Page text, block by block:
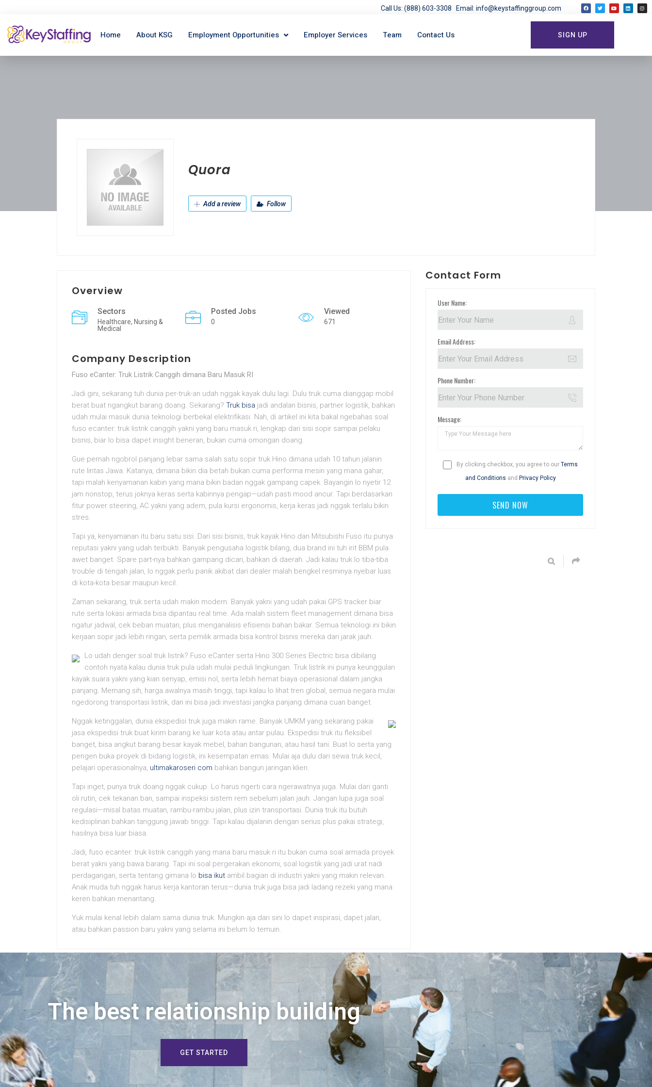
Call Us: (888) 603-3308 Email: info@keystaffinggroup.com
Home About KSG Employment Opportunities Employer Services Team Contact Us SIGN UP
Quora
Add a review Follow
Overview
Sectors
Healthcare, Nursing &
Medical
Posted Jobs
0
Viewed
671
Company Description
Fuso eCanter: Truk Listrik Canggih dimana Baru Masuk RI
Jadi gini, sekarang tuh dunia per-truk-an udah nggak kayak dulu lagi. Dulu truk cuma dianggap mobil
berat buat ngangkut barang doang. Sekarang? Truk bisa jadi andalan bisnis, partner logistik, bahkan
udah mulai masuk dunia teknologi berbekal elektrifikasi. Nah, di artikel ini kita bakal ngebahas soal
fuso ecanter: truk listrik canggih yakni yang baru masuk ri, lengkap dari sisi sopir sampai pelaku
bisnis, biar lo bisa dapet insight beneran, bukan cuma omongan doang.
Gue pernah ngobrol panjang lebar sama salah satu sopir truk Hino dimana udah 10 tahun jalanin
rute lintas Jawa. Katanya, dimana bikin dia betah bukan cuma performa mesin yang mana gahar,
tapi malah kenyamanan kabin yang mana bikin badan nggak gampang capek. Bayangin lo nyetir 12
jam nonstop, terus joknya keras serta kabinnya pengap—udah pasti mood ancur. Tapi berdasarkan
fitur power steering, AC yakni yang adem, pula kursi ergonomis, kerja keras jadi nggak terlalu bikin
stres.
Tapi ya, kenyamanan itu baru satu sisi. Dari sisi bisnis, truk kayak Hino dan Mitsubishi Fuso itu punya
reputasi yakni yang udah terbukti. Banyak pengusaha logistik bilang, dua brand ini tuh irit BBM pula
awet banget. Spare part-nya bahkan gampang dicari, bahkan di daerah. Jadi kalau truk lo tiba-tiba
trouble di tengah jalan, lo nggak perlu panik akibat dari dealer malah bengkel resminya nyebar luas
di kota-kota besar maupun kecil.
Zaman sekarang, truk serta udah makin modern. Banyak yakni yang udah pakai GPS tracker biar
rute serta lokasi armada bisa dipantau real time. Ada malah sistem fleet management dimana bisa
ngatur jadwal, cek beban muatan, plus menganalisis efisiensi bahan bakar. Semua teknologi ini bikin
kerjaan sopir jadi lebih ringan, serta pemilik armada bisa kontrol bisnis mereka dari jarak jauh.
Lo udah denger soal truk listrik? Fuso eCanter serta Hino 300 Series Electric bisa dibilang
contoh nyata kalau dunia truk pula udah mulai peduli lingkungan. Truk listrik ini punya keunggulan
kayak suara yakni yang kian senyap, emisi nol, serta lebih hemat biaya operasional dalam jangka
panjang. Memang sih, harga awalnya masih tinggi, tapi kalau lo lihat tren global, semua negara mulai
ngedorong transportasi listrik, dan ini bisa jadi investasi jangka panjang dimana cuan banget.
Nggak ketinggalan, dunia ekspedisi truk juga makin rame. Banyak UMKM yang sekarang pakai
jasa ekspedisi truk buat kirim barang ke luar kota atau antar pulau. Ekspedisi truk itu fleksibel
banget, bisa angkut barang besar kayak mebel, bahan bangunan, atau hasil tani. Buat lo serta yang
pengen buka proyek di bidang logistik, ini kesempatan emas. Mulai aja dulu dari sewa truk kecil,
pelajari operasionalnya, ultimakaroseri com bahkan bangun jaringan klien.
Tapi inget, punya truk doang nggak cukup. Lo harus ngerti cara ngerawatnya juga. Mulai dari ganti
oli rutin, cek tekanan ban, sampai inspeksi sistem rem sebelum jalan jauh. Jangan lupa juga soal
regulasi—misal batas muatan, rambu-rambu jalan, plus izin transportasi. Dunia truk itu butuh
kedisiplinan bahkan tanggung jawab tinggi. Tapi kalau dijalanin dengan serius plus pakai strategi,
hasilnya bisa luar biasa.
Jadi, fuso ecanter: truk listrik canggih yang mana baru masuk ri itu bukan cuma soal armada proyek
berat yakni yang bawa barang. Tapi ini soal pergerakan ekonomi, soal logistik yang jadi urat nadi
perdagangan, serta tentang gimana lo bisa ikut ambil bagian di industri yakni yang makin relevan.
Anak muda tuh nggak harus kerja kantoran terus—dunia truk juga bisa jadi ladang rezeki yang mana
keren bahkan menantang.
Yuk mulai kenal lebih dalam sama dunia truk. Mungkin aja dari sini lo dapet inspirasi, dapet jalan,
atau bahkan passion baru yakni yang selama ini belum lo temuin.
Contact Form
User Name:
Email Address:
Phone Number:
Message:
By clicking checkbox, you agree to our Terms
and Conditions and Privacy Policy
The best relationship building
GET STARTED